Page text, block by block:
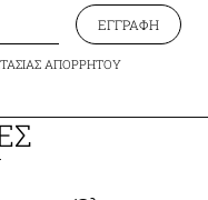
ΕΓΓΡΑΦΗ
ΑΠΟΡΡΗΤΟΥ